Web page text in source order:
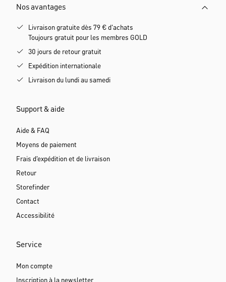
Nos avantages
Livraison gratuite dès 79 € d'achats
Toujours gratuit pour les membres GOLD
30 jours de retour gratuit
Expédition internationale
Livraison du lundi au samedi
Support & aide
Aide & FAQ
Moyens de paiement
Frais d'expédition et de livraison
Retour
Storefinder
Contact
Accessibilité
Service
Mon compte
Inscription à la newsletter